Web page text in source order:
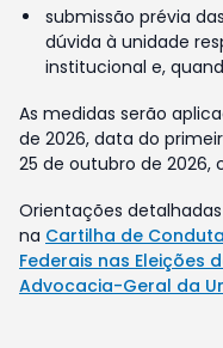
submissão prévia
dúvida à unidade
institucional e,
As medidas serão
de 2026, data do
25 de outubro de 2026,
Orientações
na Cartilha de
Federais nas Eleições
Advocacia-Geral da